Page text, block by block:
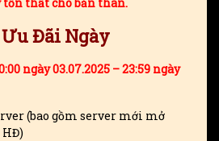
Đãi Ngày
ngày 03.07.2025 – 23:59 ngày
(bao gồm server mới mở